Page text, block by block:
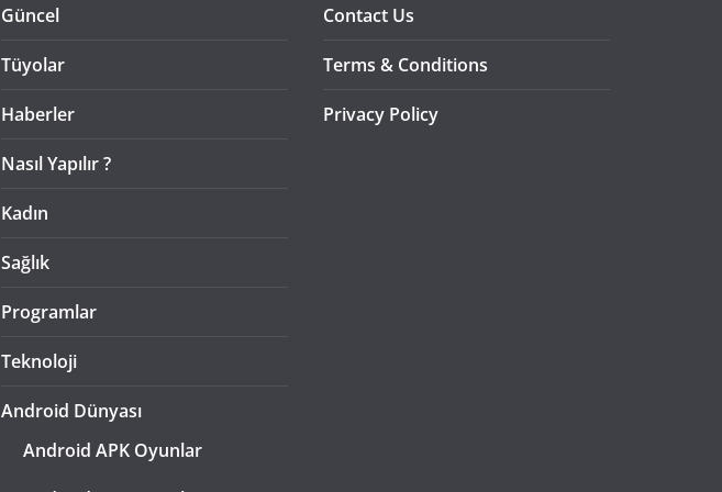
Güncel
Tüyolar
Haberler
Nasıl Yapılır ?
Kadın
Sağlık
Programlar
Teknoloji
Android Dünyası
Android APK Oyunlar
Contact Us
Terms & Conditions
Privacy Policy